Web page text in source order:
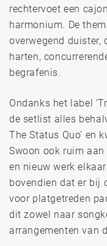
rechtervoet een
harmonium. De
overwegend duister,
harten,
begrafenis.
Ondanks het label
de setlist alles
The Status Quo’ en
Swoon ook ruim
en nieuw werk
bovendien dat er bij
voor platgetreden
dit zowel naar
arrangementen van